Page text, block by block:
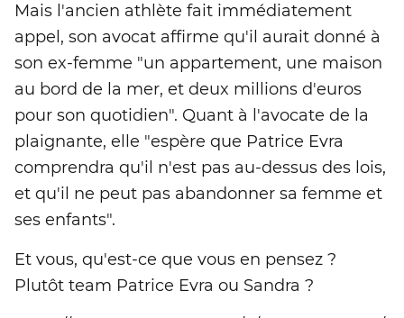
Mais l'ancien athlète fait immédiatement
appel, son avocat affirme qu'il aurait donné à
son ex-femme "un appartement, une maison
au bord de la mer, et deux millions d'euros
pour son quotidien". Quant à l'avocate de la
plaignante, elle "espère que Patrice Evra
comprendra qu'il n'est pas au-dessus des lois,
et qu'il ne peut pas abandonner sa femme et
ses enfants".
Et vous, qu'est-ce que vous en pensez ?
Plutôt team Patrice Evra ou Sandra ?